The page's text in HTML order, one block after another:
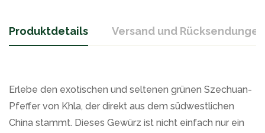
Produktdetails Versand und Rücksendungen
Erlebe den exotischen und seltenen grünen Szechuan-
Pfeffer von Khla, der direkt aus dem südwestlichen
China stammt. Dieses Gewürz ist nicht einfach nur ein